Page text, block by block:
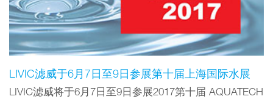
LIVIC滤威于6月7日至9日参展第十届上海国际水展
LIVIC滤威将于6月7日至9日参展2017第十届 AQUATECH